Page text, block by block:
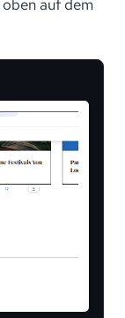
oben auf dem